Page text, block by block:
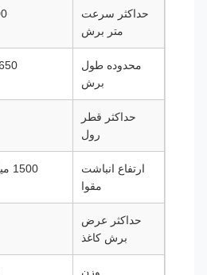
حداکثر سرعت
متر برش
محدوده طول
450-1650
حداکثر قطر
ارتفاع انباشت
حداکثر عرض
برش کاغذ
12000